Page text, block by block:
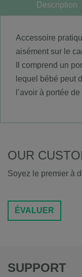
Description
Accessoire
aisément sur le
Il comprend un
lequel bébé peut
l’avoir à portée
OUR
Soyez le premier à
ÉVALUER
SUPPORT